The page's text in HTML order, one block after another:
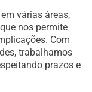
várias áreas,
nos permite
Com
trabalhamos
prazos e